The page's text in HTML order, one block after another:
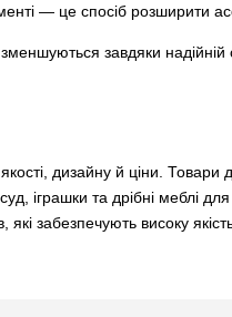
— це спосіб розширити
завдяки надійній
якості, дизайну й ціни.
іграшки та дрібні меблі
забезпечують високу